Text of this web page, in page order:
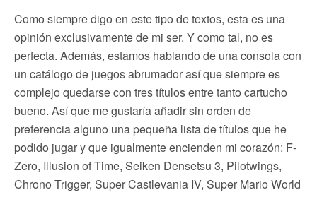
Como siempre digo en este tipo de textos, esta es una
opinión exclusivamente de mi ser. Y como tal, no es
perfecta. Además, estamos hablando de una consola con
un catálogo de juegos abrumador así que siempre es
complejo quedarse con tres títulos entre tanto cartucho
bueno. Así que me gustaría añadir sin orden de
preferencia alguno una pequeña lista de títulos que he
podido jugar y que igualmente encienden mi corazón: F-
Zero, Illusion of Time, Seiken Densetsu 3, Pilotwings,
Chrono Trigger, Super Castlevania IV, Super Mario World